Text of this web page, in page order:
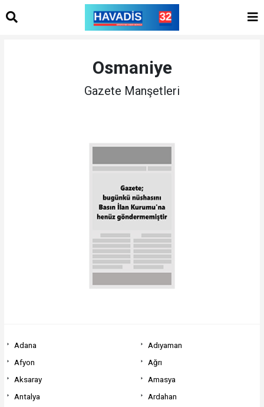
Osmaniye
Gazete Manşetleri
Adana
Adıyaman
Afyon
Ağrı
Aksaray
Amasya
Antalya
Ardahan